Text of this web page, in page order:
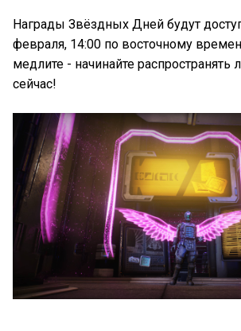
Награды Звёздных Дней будут
февраля, 14:00 по восточному
медлите - начинайте
сейчас!